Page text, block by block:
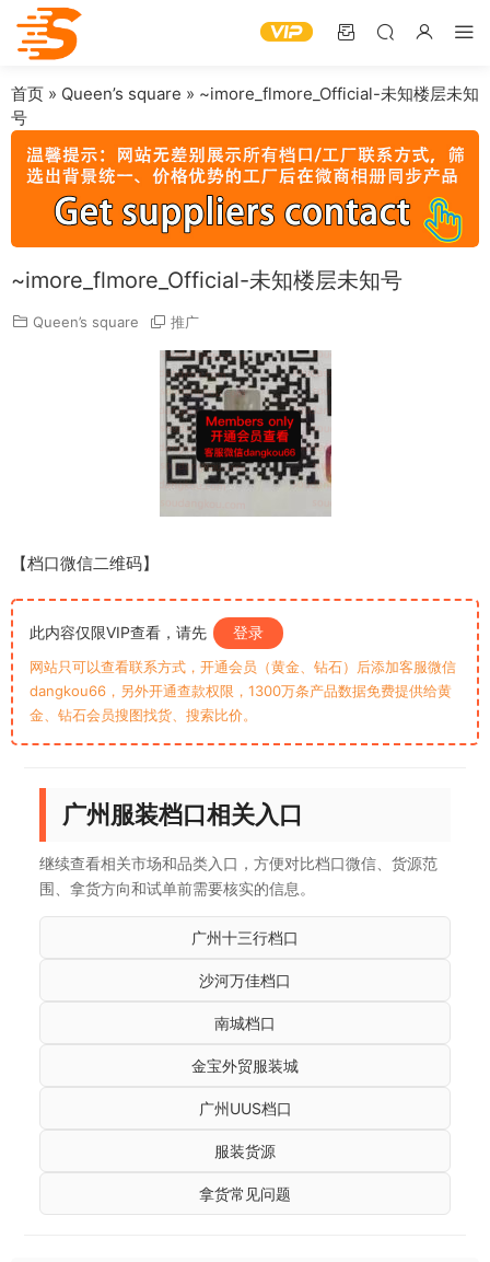
首页 » Queen’s square » ~imore_flmore_Official-未知楼层未知
号
~imore_flmore_Official-未知楼层未知号
Queen’s square 推广
【档口微信二维码】
此内容仅限VIP查看，请先 登录
网站只可以查看联系方式，开通会员（黄金、钻石）后添加客服微信
dangkou66，另外开通查款权限，1300万条产品数据免费提供给黄
金、钻石会员搜图找货、搜索比价。
广州服装档口相关入口
继续查看相关市场和品类入口，方便对比档口微信、货源范
围、拿货方向和试单前需要核实的信息。
广州十三行档口
沙河万佳档口
南城档口
金宝外贸服装城
广州UUS档口
服装货源
拿货常见问题